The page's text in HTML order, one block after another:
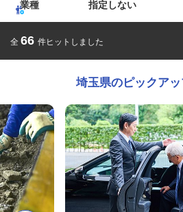
業種 指定しない
全 66 件ヒットしました
埼玉県のピックアッ